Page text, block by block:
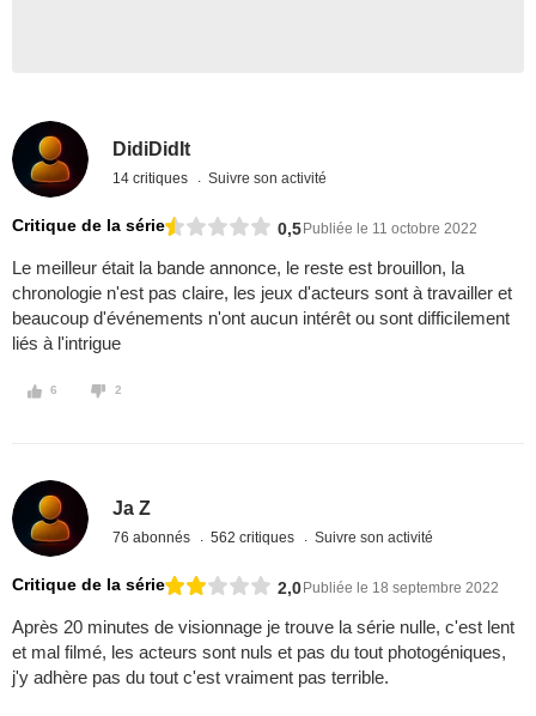
DidiDidIt
14 critiques Suivre son activité
Critique de la série 0,5Publiée le 11 octobre 2022
Le meilleur était la bande annonce, le reste est brouillon, la
chronologie n'est pas claire, les jeux d'acteurs sont à travailler et
beaucoup d'événements n'ont aucun intérêt ou sont difficilement
liés à l'intrigue
6 2
Ja Z
76 abonnés 562 critiques Suivre son activité
Critique de la série 2,0Publiée le 18 septembre 2022
Après 20 minutes de visionnage je trouve la série nulle, c'est lent
et mal filmé, les acteurs sont nuls et pas du tout photogéniques,
j'y adhère pas du tout c'est vraiment pas terrible.